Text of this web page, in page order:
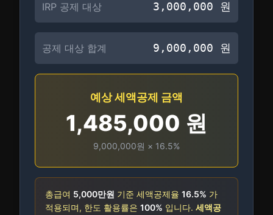
IRP 공제 대상 3,000,000 원
공제 대상 합계 9,000,000 원
예상 세액공제 금액
1,485,000 원
9,000,000원 × 16.5%
총급여 5,000만원 기준 세액공제율 16.5% 가
적용되며, 한도 활용률은 100% 입니다. 세액공